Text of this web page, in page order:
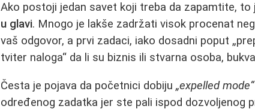
Ako postoji jedan savet koji treba da zapamtite, to
u glavi. Mnogo je lakše zadržati visok procenat
vaš odgovor, a prvi zadaci, iako dosadni poput
tviter naloga“ da li su biznis ili stvarna osoba,
Česta je pojava da početnici dobiju„expelled mode“
određenog zadatka jer ste pali ispod dozvoljenog